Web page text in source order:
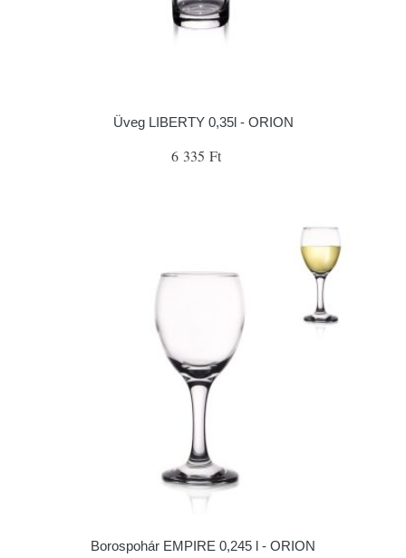
Üveg LIBERTY 0,35l - ORION
6 335 Ft
Borospohár EMPIRE 0,245 l - ORION